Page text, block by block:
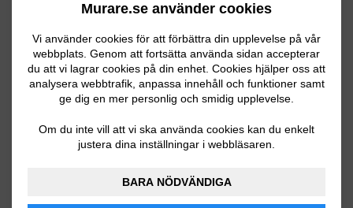
Murare.se använder cookies
Vi använder cookies för att förbättra din upplevelse på vår
webbplats. Genom att fortsätta använda sidan accepterar
du att vi lagrar cookies på din enhet. Cookies hjälper oss att
analysera webbtrafik, anpassa innehåll och funktioner samt
ge dig en mer personlig och smidig upplevelse.
Om du inte vill att vi ska använda cookies kan du enkelt
justera dina inställningar i webbläsaren.
BARA NÖDVÄNDIGA
Sollentuna
Solna
Stockholm
Sundbyberg
Södertälje